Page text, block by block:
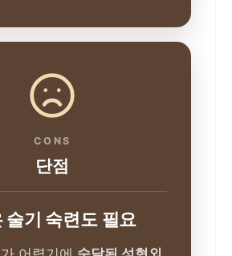
CONS
단점
술기 숙련도 필요